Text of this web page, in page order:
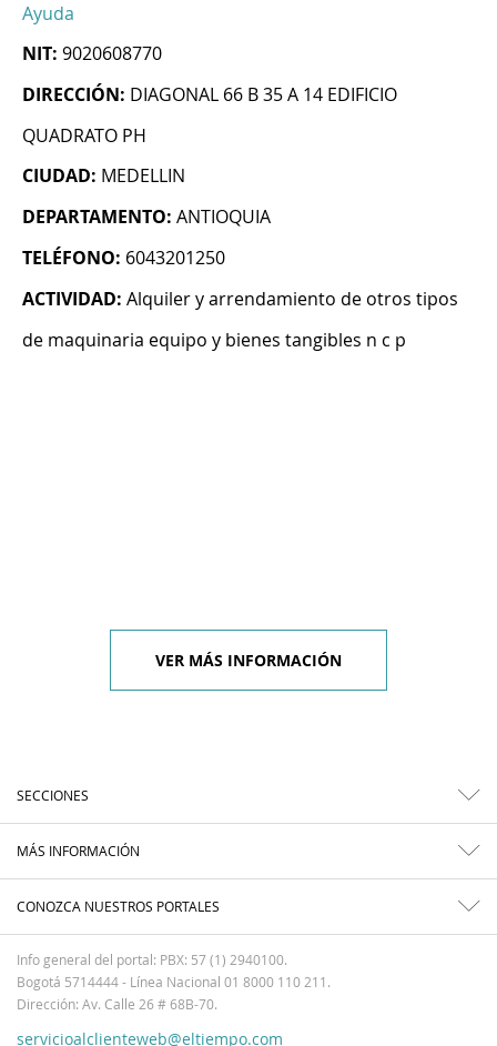
Ayuda
NIT: 9020608770
DIRECCIÓN: DIAGONAL 66 B 35 A 14 EDIFICIO
QUADRATO PH
CIUDAD: MEDELLIN
DEPARTAMENTO: ANTIOQUIA
TELÉFONO: 6043201250
ACTIVIDAD: Alquiler y arrendamiento de otros tipos
de maquinaria equipo y bienes tangibles n c p
VER MÁS INFORMACIÓN
SECCIONES
MÁS INFORMACIÓN
CONOZCA NUESTROS PORTALES
Info general del portal: PBX: 57 (1) 2940100.
Bogotá 5714444 - Línea Nacional 01 8000 110 211.
Dirección: Av. Calle 26 # 68B-70.
servicioalclienteweb@eltiempo.com